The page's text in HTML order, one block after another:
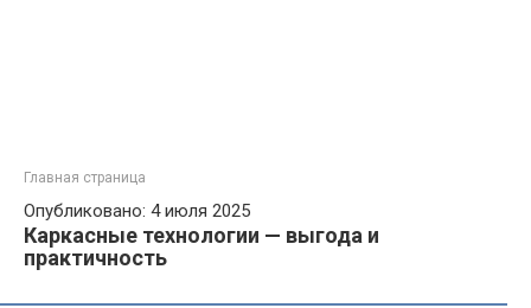
Главная страница
Опубликовано: 4 июля 2025
Каркасные технологии — выгода и
практичность